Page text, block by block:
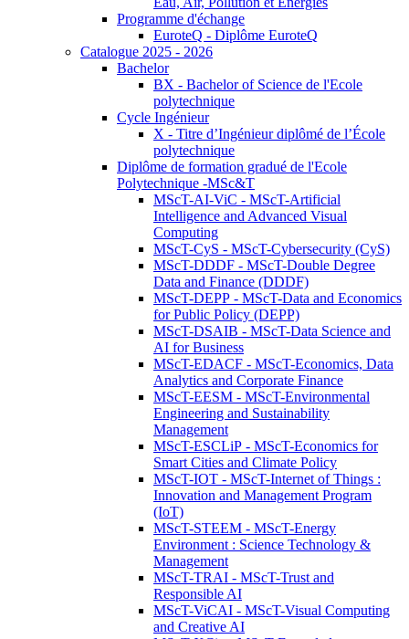
Programme d'échange
EuroteQ - Diplôme EuroteQ
Catalogue 2025 - 2026
Bachelor
BX - Bachelor of Science de l'Ecole
polytechnique
Cycle Ingénieur
X - Titre d’Ingénieur diplômé de l’École
polytechnique
Diplôme de formation gradué de l'Ecole
Polytechnique -MSc&T
MScT-AI-ViC - MScT-Artificial
Intelligence and Advanced Visual
Computing
MScT-CyS - MScT-Cybersecurity (CyS)
MScT-DDDF - MScT-Double Degree
Data and Finance (DDDF)
MScT-DEPP - MScT-Data and Economics
for Public Policy (DEPP)
MScT-DSAIB - MScT-Data Science and
AI for Business
MScT-EDACF - MScT-Economics, Data
Analytics and Corporate Finance
MScT-EESM - MScT-Environmental
Engineering and Sustainability
Management
MScT-ESCLiP - MScT-Economics for
Smart Cities and Climate Policy
MScT-IOT - MScT-Internet of Things :
Innovation and Management Program
(IoT)
MScT-STEEM - MScT-Energy
Environment : Science Technology &
Management
MScT-TRAI - MScT-Trust and
Responsible AI
MScT-ViCAI - MScT-Visual Computing
and Creative AI